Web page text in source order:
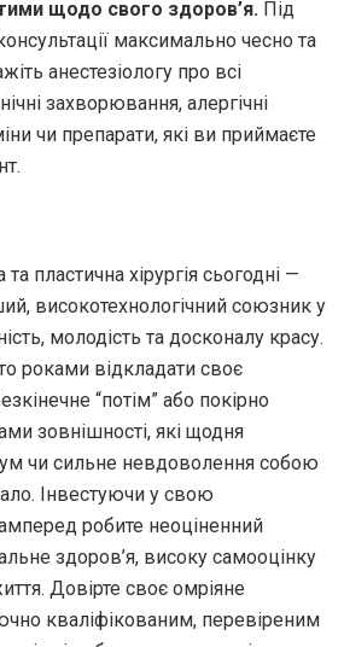
щодо свого здоров’я. Під
максимально чесно та
анестезіологу про всі
захворювання, алергічні
чи препарати, які ви приймаєте
пластична хірургія сьогодні —
високотехнологічний союзник у
молодість та досконалу красу.
роками відкладати своє
“потім” або покірно
зовнішності, які щодня
чи сильне невдоволення собою
Інвестуючи у свою
робите неоціненний
здоров’я, високу самооцінку
Довірте своє омріяне
кваліфікованим, перевіреним